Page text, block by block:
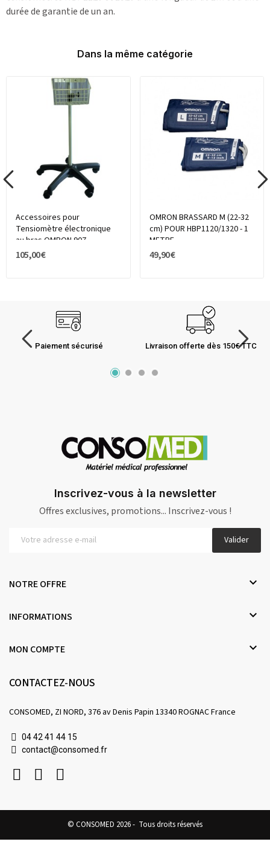
durée de garantie de un an.
Dans la même catégorie
Accessoires pour
Tensiomètre électronique
au bras OMRON 907
MODELE...
105,00 €
OMRON BRASSARD M (22-32
cm) POUR HBP1120/1320 - 1
METRE
49,90 €
Paiement sécurisé Livraison offerte dès 150€ TTC
Inscrivez-vous à la newsletter
Offres exclusives, promotions... Inscrivez-vous !
Valider
NOTRE OFFRE 
INFORMATIONS 
MON COMPTE 
CONTACTEZ-NOUS
CONSOMED, ZI NORD, 376 av Denis Papin 13340 ROGNAC France
04 42 41 44 15
contact@consomed.fr
© CONSOMED 2026 - Tous droits réservés